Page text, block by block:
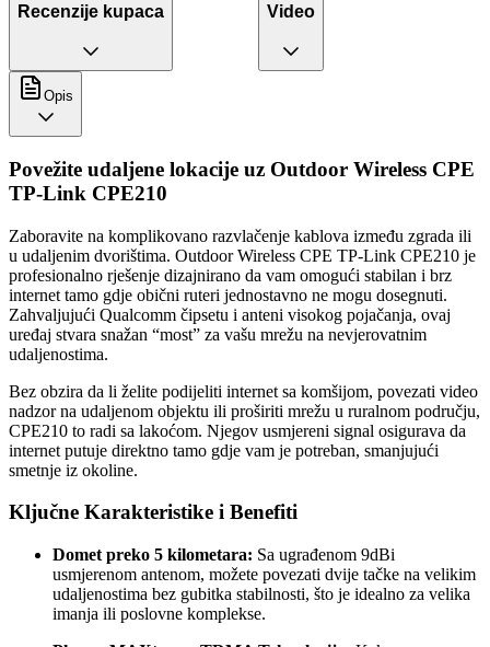
Recenzije kupaca Video
Opis
Povežite udaljene lokacije uz Outdoor Wireless CPE
TP-Link CPE210
Zaboravite na komplikovano razvlačenje kablova između zgrada ili
u udaljenim dvorištima. Outdoor Wireless CPE TP-Link CPE210 je
profesionalno rješenje dizajnirano da vam omogući stabilan i brz
internet tamo gdje obični ruteri jednostavno ne mogu dosegnuti.
Zahvaljujući Qualcomm čipsetu i anteni visokog pojačanja, ovaj
uređaj stvara snažan “most” za vašu mrežu na nevjerovatnim
udaljenostima.
Bez obzira da li želite podijeliti internet sa komšijom, povezati video
nadzor na udaljenom objektu ili proširiti mrežu u ruralnom području,
CPE210 to radi sa lakoćom. Njegov usmjereni signal osigurava da
internet putuje direktno tamo gdje vam je potreban, smanjujući
smetnje iz okoline.
Ključne Karakteristike i Benefiti
Domet preko 5 kilometara: Sa ugrađenom 9dBi
usmjerenom antenom, možete povezati dvije tačke na velikim
udaljenostima bez gubitka stabilnosti, što je idealno za velika
imanja ili poslovne komplekse.